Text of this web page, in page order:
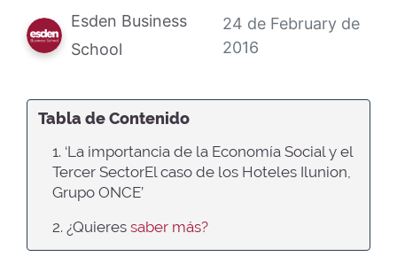
Esden Business
School
24 de February de
2016
Tabla de Contenido
1. ‘La importancia de la Economía Social y el
Tercer SectorEl caso de los Hoteles Ilunion,
Grupo ONCE’
2. ¿Quieres saber más?